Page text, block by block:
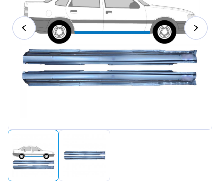
Magyar
Lietuvių
Hrvatski
Português
Slovenian
Latvian